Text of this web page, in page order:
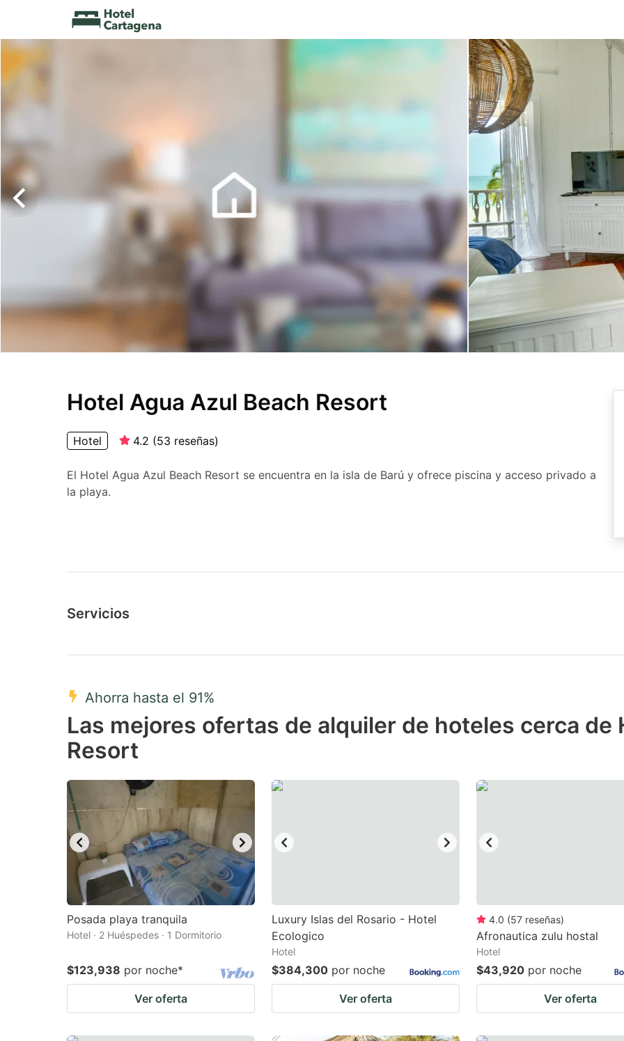
Hotel Agua Azul Beach Resort
Hotel 4.2 (53 reseñas)
El Hotel Agua Azul Beach Resort se encuentra en la isla de Barú y ofrece piscina y acceso privado a
la playa.
Servicios
Ahorra hasta el 91%
Las mejores ofertas de alquiler de hoteles cerca de
Resort
Posada playa tranquila
Hotel · 2 Huéspedes · 1 Dormitorio
$123,938 por noche*
Ver oferta
Luxury Islas del Rosario - Hotel
Ecologico
Hotel
$384,300 por noche
Ver oferta
4.0 (57 reseñas)
Afronautica zulu hostal
Hotel
$43,920 por noche
Ver oferta